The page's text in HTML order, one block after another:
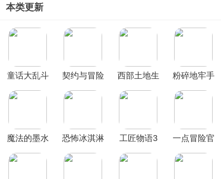
本类更新
童话大乱斗
契约与冒险
西部土地生
最新版
粉碎地牢手
魔法的墨水
恐怖冰淇淋
工匠物语3
一点冒险官